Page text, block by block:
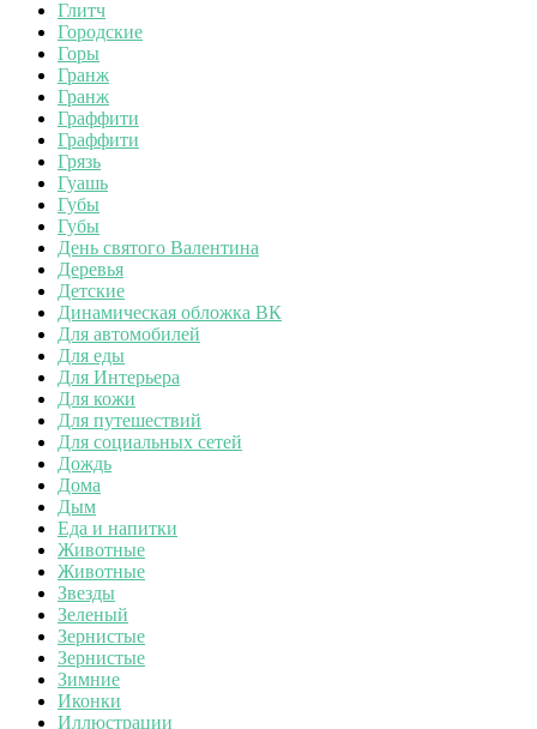
Глитч
Городские
Горы
Гранж
Гранж
Граффити
Граффити
Грязь
Гуашь
Губы
Губы
День святого Валентина
Деревья
Детские
Динамическая обложка ВК
Для автомобилей
Для еды
Для Интерьера
Для кожи
Для путешествий
Для социальных сетей
Дождь
Дома
Дым
Еда и напитки
Животные
Животные
Звезды
Зеленый
Зернистые
Зернистые
Зимние
Иконки
Иллюстрации